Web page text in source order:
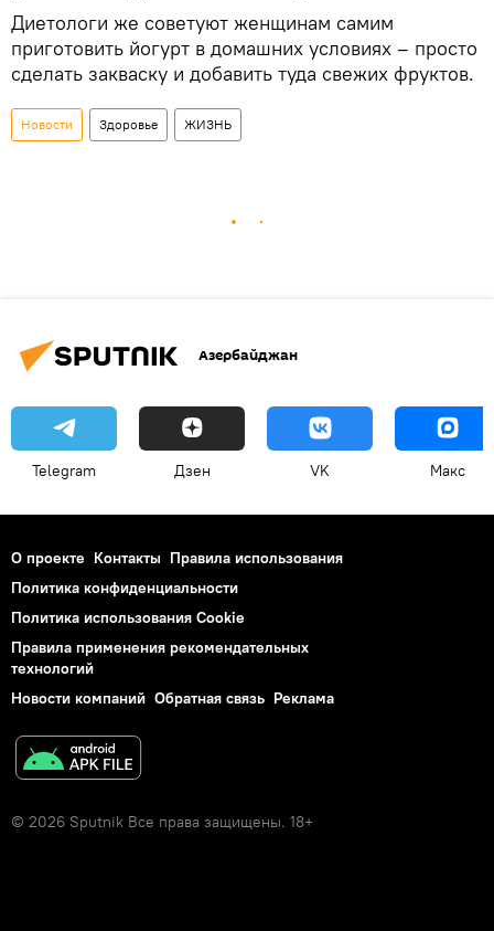
Диетологи же советуют женщинам самим
приготовить йогурт в домашних условиях – просто
сделать закваску и добавить туда свежих фруктов.
Новости Здоровье ЖИЗНЬ
Азербайджан
Telegram Дзен VK Макс
О проекте Контакты Правила использования
Политика конфиденциальности
Политика использования Cookie
Правила применения рекомендательных
технологий
Новости компаний Обратная связь Реклама
© 2026 Sputnik Все права защищены. 18+